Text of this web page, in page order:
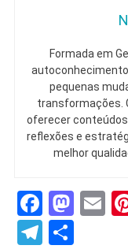
Formada em
pequenas
transformações.
oferecer
reflexões e
melhor
Telegram